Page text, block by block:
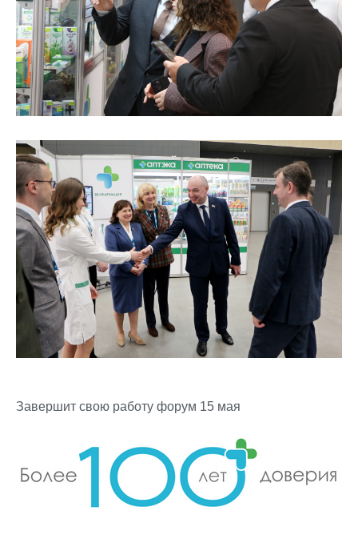
Завершит свою работу форум 15 мая